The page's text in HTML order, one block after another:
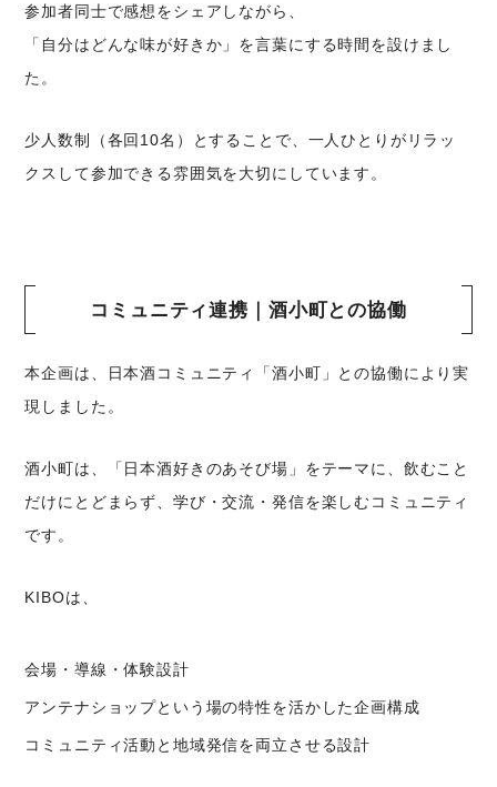
参加者同士で感想をシェアしながら、
「自分はどんな味が好きか」を言葉にする時間を設けまし
た。
少人数制（各回10名）とすることで、一人ひとりがリラッ
クスして参加できる雰囲気を大切にしています。
コミュニティ連携｜酒小町との協働
本企画は、日本酒コミュニティ「酒小町」との協働により実
現しました。
酒小町は、「日本酒好きのあそび場」をテーマに、飲むこと
だけにとどまらず、学び・交流・発信を楽しむコミュニティ
です。
KIBOは、
会場・導線・体験設計
アンテナショップという場の特性を活かした企画構成
コミュニティ活動と地域発信を両立させる設計